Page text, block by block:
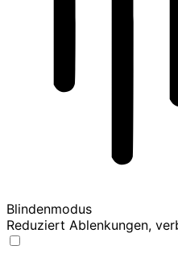
Blindenmodus
Reduziert Ablenkungen,